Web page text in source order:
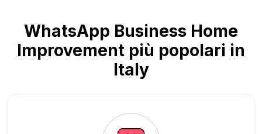
WhatsApp Business Home
Improvement più popolari in
Italy